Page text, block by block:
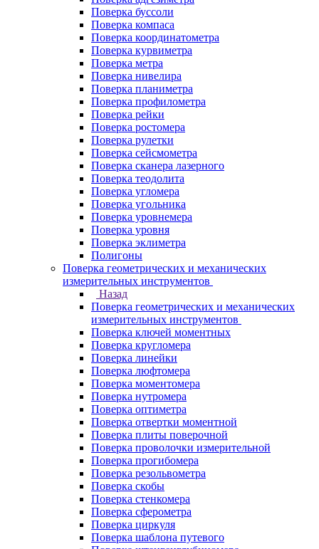
Поверка буссоли
Поверка компаса
Поверка координатометра
Поверка курвиметра
Поверка метра
Поверка нивелира
Поверка планиметра
Поверка профилометра
Поверка рейки
Поверка ростомера
Поверка рулетки
Поверка сейсмометра
Поверка сканера лазерного
Поверка теодолита
Поверка угломера
Поверка угольника
Поверка уровнемера
Поверка уровня
Поверка эклиметра
Полигоны
Поверка геометрических и механических
измерительных инструментов
Назад
Поверка геометрических и механических
измерительных инструментов
Поверка ключей моментных
Поверка кругломера
Поверка линейки
Поверка люфтомера
Поверка моментомера
Поверка нутромера
Поверка оптиметра
Поверка отвертки моментной
Поверка плиты поверочной
Поверка проволочки измерительной
Поверка прогибомера
Поверка резольвометра
Поверка скобы
Поверка стенкомера
Поверка сферометра
Поверка циркуля
Поверка шаблона путевого